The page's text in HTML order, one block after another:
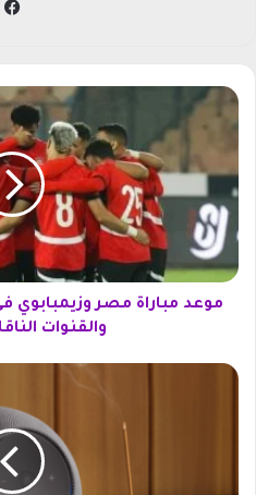
م
و
م
ا
ا
ر
موعد مباراة مصر وزيمبابوي
والقنوات
ه